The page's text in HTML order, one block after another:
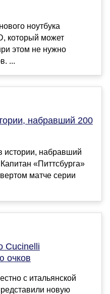
ноутбука
который может
этом не нужно
...
набравший 200
истории, набравший
«Питтсбурга»
матче серии
Cucinelli
очков
с итальянской
новую